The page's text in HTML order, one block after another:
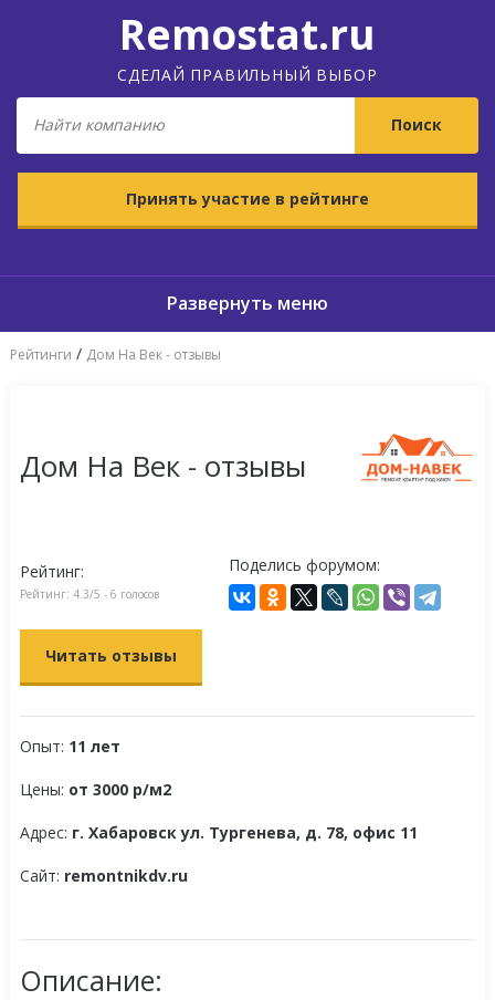
Remostat.ru
СДЕЛАЙ ПРАВИЛЬНЫЙ ВЫБОР
Принять участие в рейтинге
Рейтинги / Дом На Век - отзывы
Дом На Век - отзывы
Рейтинг:
Рейтинг: 4.3/5 - 6 голосов
Поделись форумом:
Читать отзывы
Опыт: 11 лет
Цены: от 3000 р/м2
Адрес: г. Хабаровск ул. Тургенева, д. 78, офис 11
Сайт: remontnikdv.ru
Описание: